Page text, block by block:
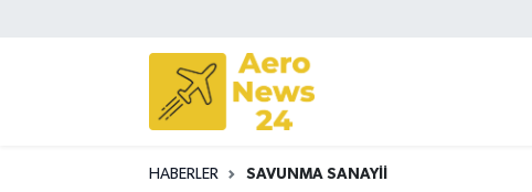
HABERLER SAVUNMA SANAYII
Sivil Havacılık